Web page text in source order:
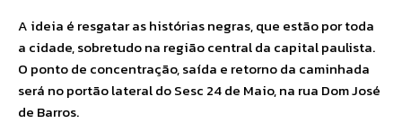
A ideia é resgatar as histórias negras, que estão por toda
a cidade, sobretudo na região central da capital paulista.
O ponto de concentração, saída e retorno da caminhada
será no portão lateral do Sesc 24 de Maio, na rua Dom José
de Barros.